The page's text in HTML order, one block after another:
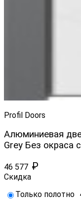
Profil Doors
Алюминиевая
Grey Без окраса
46 577 ₽
Скидка
Только полотно